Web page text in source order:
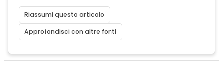
Riassumi questo articolo
Approfondisci con altre fonti